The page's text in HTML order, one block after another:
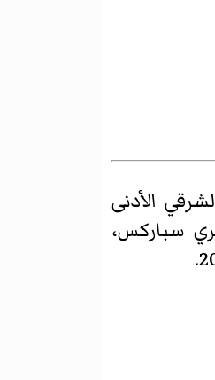
الشرقي الأدنى
سباركس،